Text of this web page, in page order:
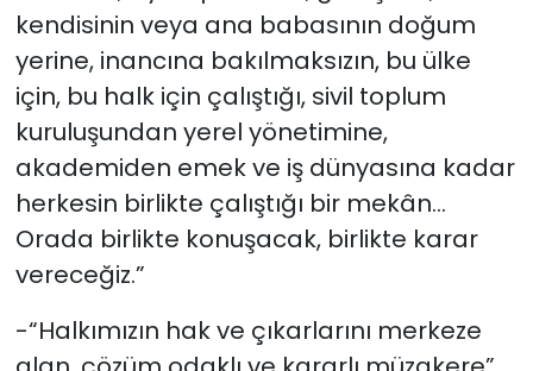
kendisinin veya ana babasının doğum
yerine, inancına bakılmaksızın, bu ülke
için, bu halk için çalıştığı, sivil toplum
kuruluşundan yerel yönetimine,
akademiden emek ve iş dünyasına kadar
herkesin birlikte çalıştığı bir mekân…
Orada birlikte konuşacak, birlikte karar
vereceğiz.”
-“Halkımızın hak ve çıkarlarını merkeze